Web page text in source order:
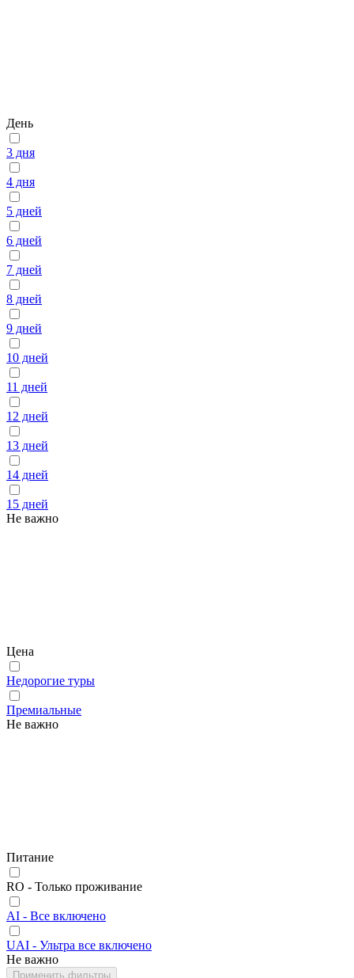
День
3 дня
4 дня
5 дней
6 дней
7 дней
8 дней
9 дней
10 дней
11 дней
12 дней
13 дней
14 дней
15 дней
Не важно
Цена
Недорогие туры
Премиальные
Не важно
Питание
RO - Только проживание
AI - Все включено
UAI - Ультра все включено
Не важно
Применить фильтры